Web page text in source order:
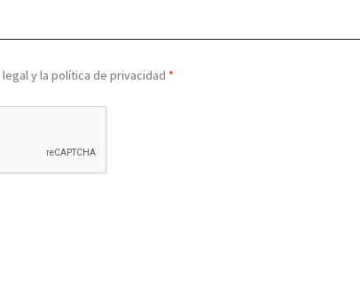
y la política de privacidad *